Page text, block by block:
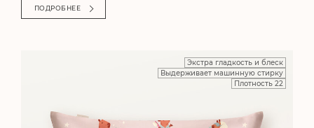
ПОДРОБНЕЕ
Экстра гладкость и блеск
Выдерживает машинную стирку
Плотность 22